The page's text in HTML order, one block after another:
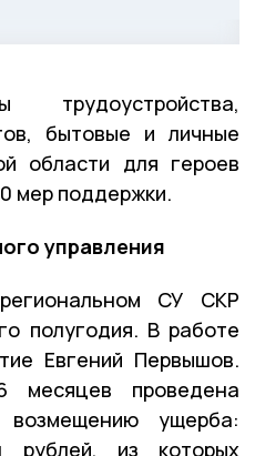
трудоустройства,
бытовые и личные
области для героев
мер поддержки.
управления
СУ СКР
полугодия. В работе
Евгений Первышов.
проведена
ущерба:
рублей, из которых